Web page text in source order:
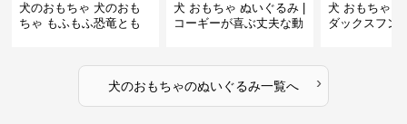
犬のおもちゃ 犬のおも
ちゃ もふもふ恐竜とも
犬 おもちゃ ぬいぐるみ |
コーギーが喜ぶ丈夫な動
犬 おもちゃ
ダックスフン
犬のおもちゃのぬいぐるみ一覧へ ›